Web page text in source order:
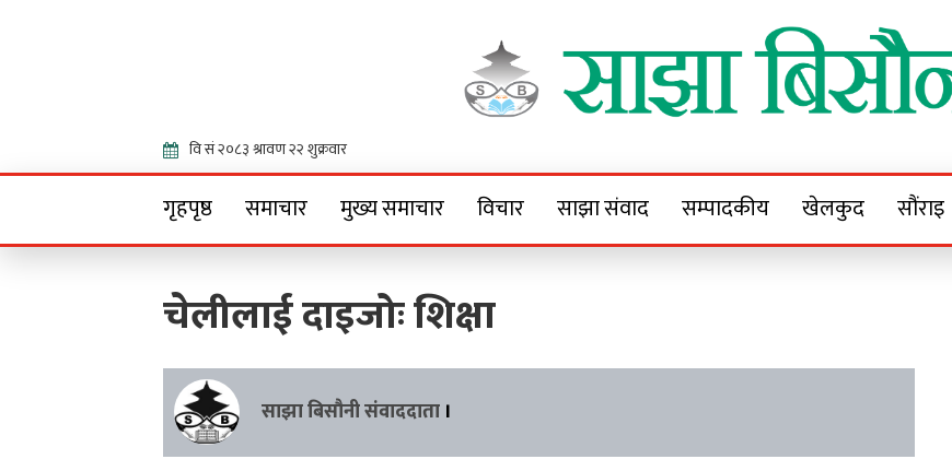
Sajha Bisaunee
गृहपृष्ठ समाचार मुख्य समाचार विचार साझा संवाद सम्पादकीय खेलकुद सौंराइ
चेलीलाई दाइजोः शिक्षा
साझा बिसौनी संवाददाता ।